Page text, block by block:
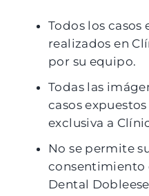
Todos los casos
realizados en
por su equipo.
Todas las
casos
exclusiva a
No se permite
consentimiento
Dental